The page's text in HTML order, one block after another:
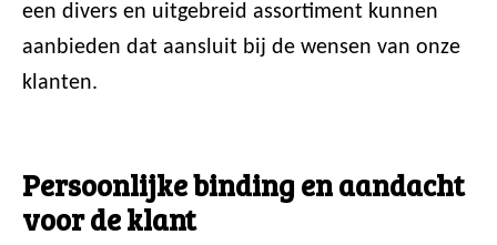
een divers en uitgebreid assortiment kunnen
aanbieden dat aansluit bij de wensen van onze
klanten.
Persoonlijke binding en aandacht
voor de klant